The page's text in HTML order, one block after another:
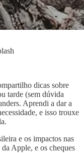
dicas sobre
tarde (sem dúvida
Aprendi a dar a
e isso trouxe
e os impactos nas
Apple, e os cheques